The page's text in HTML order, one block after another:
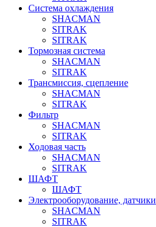
Система охлаждения
SHACMAN
SITRAK
SITRAK
Тормозная система
SHACMAN
SITRAK
Трансмиссия, сцепление
SHACMAN
SITRAK
Фильтр
SHACMAN
SITRAK
Ходовая часть
SHACMAN
SITRAK
ШАФТ
ШАФТ
Электрооборудование, датчики
SHACMAN
SITRAK